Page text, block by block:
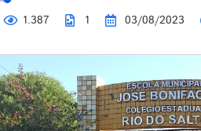
1.387 1 03/08/2023